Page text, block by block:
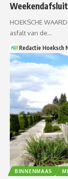
HOEKSCHE
asfalt van de…
Redactie Hoeksch
BINNENMAAS